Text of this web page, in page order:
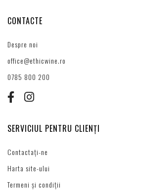
CONTACTE
Despre noi
office@ethicwine.ro
0785 800 200
SERVICIUL PENTRU CLIENȚI
Contactați-ne
Harta site-ului
Termeni și condiții